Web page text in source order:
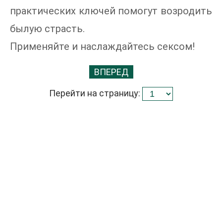
практических ключей помогут возродить
былую страсть.
Применяйте и наслаждайтесь сексом!
ВПЕРЕД
Перейти на страницу: